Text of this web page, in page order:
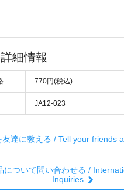
細情報
770円(税込)
JA12-023
友達に教える / Tell your friends
について問い合わせる /
Inquiries